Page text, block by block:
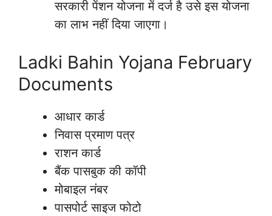
सरकारी पेंशन योजना में दर्ज है उसे इस योजना
का लाभ नहीं दिया जाएगा।
Ladki Bahin Yojana February
Documents
आधार कार्ड
निवास प्रमाण पत्र
राशन कार्ड
बैंक पासबुक की कॉपी
मोबाइल नंबर
पासपोर्ट साइज फोटो